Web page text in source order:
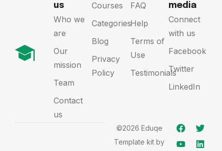
us
Who we
are
Our
mission
Team
Contact
us
Courses
Categories
Blog
Privacy
Policy
FAQ
Help
Terms of
Use
Testimonials
media
Connect
with us
Facebook
Twitter
LinkedIn
©2026 Eduqe
Template kit by